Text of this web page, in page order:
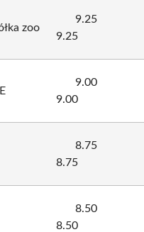
zoo
9.25
9.25
9.00
9.00
8.75
8.75
8.50
8.50